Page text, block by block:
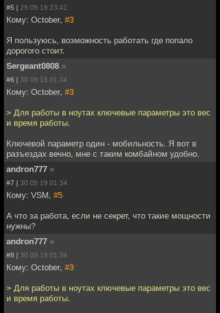
#5 | 29.09.19 23:41
Кому: October, #3
Я пользуюсь, возможность работать где попало
дорогого стоит.
Sergeant0808 »
#6 | 30.09.19 01:34
Кому: October, #3
> Для работы в ноутах ключевые параметры это вес
и время работы.
Ключевой параметр один - мобильность. Я вот в
разъездах вечно, мне с таким комбайном удобно.
andron777 »
#7 | 30.09.19 01:34
Кому: VSM, #5
А что за работа, если не секрет, что такие мощности
нужны?
andron777 »
#8 | 30.09.19 01:34
Кому: October, #3
> Для работы в ноутах ключевые параметры это вес
и время работы.